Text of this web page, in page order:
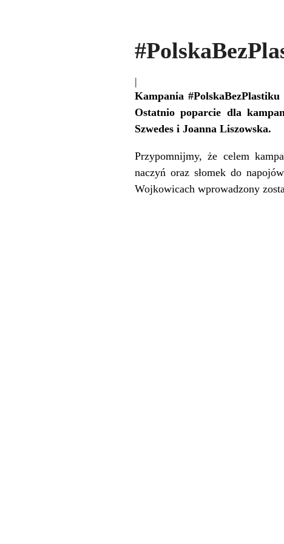
|
Kampania
Ostatnio poparcie dla
Szwedes i Joanna Liszowska.
Przypomnijmy, że celem
naczyń oraz słomek do
Wojkowicach wprowadzony